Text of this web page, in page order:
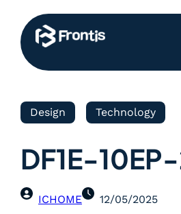
Design Technology
DF1E-
ICHOME 12/05/2025